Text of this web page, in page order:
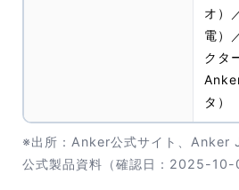
オ）
電）
クタ
タ）
※出所：Anker公式サイト、Anker
公式製品資料（確認日：2025-10-